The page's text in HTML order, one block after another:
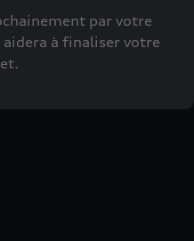
par votre
à finaliser votre